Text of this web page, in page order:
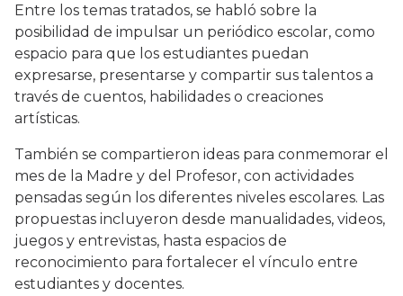
Entre los temas tratados, se habló sobre la
posibilidad de impulsar un periódico escolar, como
espacio para que los estudiantes puedan
expresarse, presentarse y compartir sus talentos a
través de cuentos, habilidades o creaciones
artísticas.
También se compartieron ideas para conmemorar el
mes de la Madre y del Profesor, con actividades
pensadas según los diferentes niveles escolares. Las
propuestas incluyeron desde manualidades, videos,
juegos y entrevistas, hasta espacios de
reconocimiento para fortalecer el vínculo entre
estudiantes y docentes.